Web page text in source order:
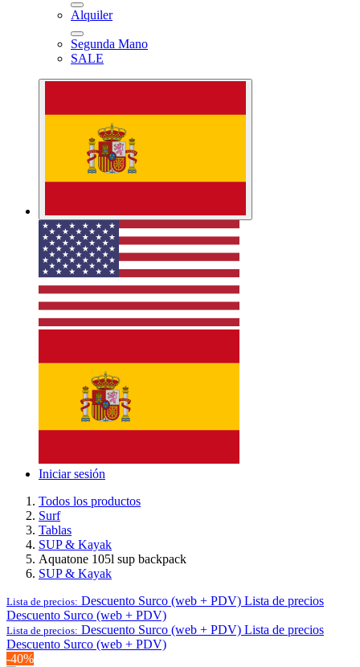
Alquiler
Segunda Mano
SALE
Iniciar sesión
Todos los productos
Surf
Tablas
SUP & Kayak
Aquatone 105l sup backpack
SUP & Kayak
Lista de precios: Descuento Surco (web + PDV) Lista de precios
Descuento Surco (web + PDV)
Lista de precios: Descuento Surco (web + PDV) Lista de precios
Descuento Surco (web + PDV)
-40%